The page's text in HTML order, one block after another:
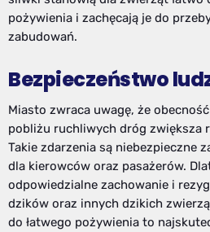
pożywienia i zachęcają je do
zabudowań.
Bezpieczeństwo
Miasto zwraca uwagę, że
pobliżu ruchliwych dróg zwiększa
Takie zdarzenia są niebezpieczne
dla kierowców oraz pasażerów.
odpowiedzialne zachowanie i
dzików oraz innych dzikich
do łatwego pożywienia to